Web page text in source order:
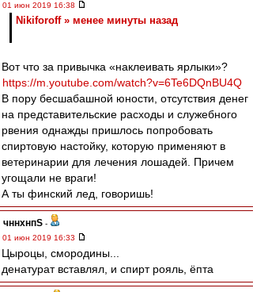
01 июн 2019 16:38
Nikiforoff » менее минуты назад
Вот что за привычка «наклеивать ярлыки»?
https://m.youtube.com/watch?v=6Te6DQnBU4Q
В пору бесшабашной юности, отсутствия денег
на представительские расходы и служебного
рвения однажды пришлось попробовать
спиртовую настойку, которую применяют в
ветеринарии для лечения лошадей. Причем
угощали не враги!
А ты финский лед, говоришь!
чннхнпS -
01 июн 2019 16:33
Цыроцы, смородины...
денатурат вставлял, и спирт рояль, ёпта